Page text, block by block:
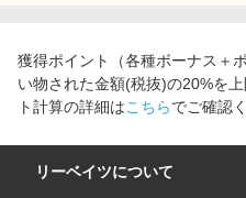
獲得ポイント（各種ボーナス＋
い物された金額(税抜)の20%を
ト計算の詳細はこちらでご確認
リーベイツについて